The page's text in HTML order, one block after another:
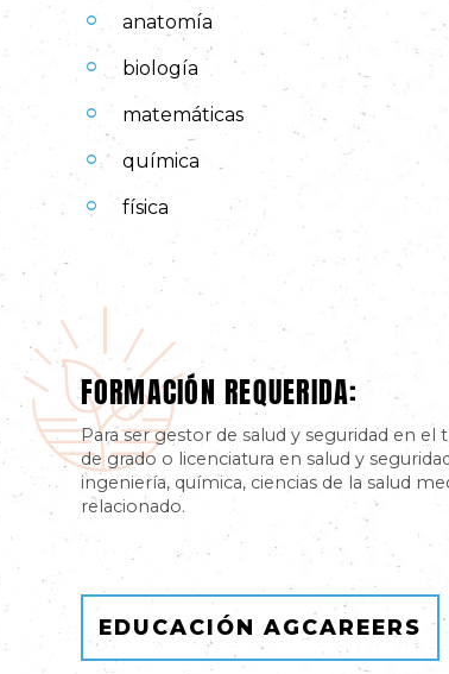
anatomía
biología
matemáticas
química
física
FORMACIÓN REQUERIDA:
Para ser gestor de salud y seguridad en
de grado o licenciatura en salud y
ingeniería, química, ciencias de la salud
relacionado.
EDUCACIÓN AGCAREERS